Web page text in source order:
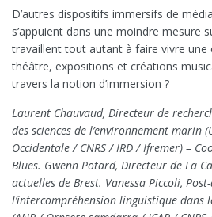
D’autres dispositifs immersifs de
s’appuient dans une moindre mesure
travaillent tout autant à faire vivre une
théâtre, expositions et créations
travers la notion d’immersion ?
Laurent Chauvaud, Directeur de
des sciences de l’environnement marin
Occidentale / CNRS / IRD / Ifremer) –
Blues. Gwenn Potard, Directeur de La
actuelles de Brest. Vanessa Piccoli,
l’intercompréhension linguistique dans